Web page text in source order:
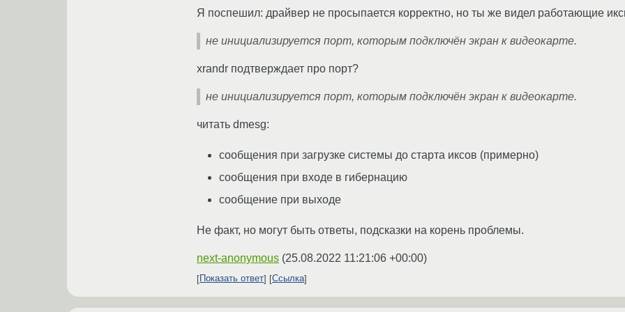
Я поспешил: драйвер не просыпается корректно, но ты же видел работающие
не инициализируется порт, которым подключён экран к видеокарте.
xrandr подтверждает про порт?
не инициализируется порт, которым подключён экран к видеокарте.
читать dmesg:
сообщения при загрузке системы до старта иксов (примерно)
сообщения при входе в гибернацию
сообщение при выходе
Не факт, но могут быть ответы, подсказки на корень проблемы.
next-anonymous (25.08.2022 11:21:06 +00:00)
Показать ответ Ссылка